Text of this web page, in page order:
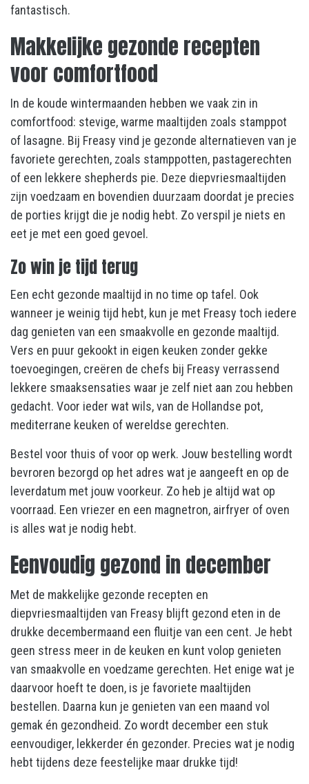
fantastisch.
Makkelijke gezonde recepten
voor comfortfood
In de koude wintermaanden hebben we vaak zin in
comfortfood: stevige, warme maaltijden zoals stamppot
of lasagne. Bij Freasy vind je gezonde alternatieven van je
favoriete gerechten, zoals stamppotten, pastagerechten
of een lekkere shepherds pie. Deze diepvriesmaaltijden
zijn voedzaam en bovendien duurzaam doordat je precies
de porties krijgt die je nodig hebt. Zo verspil je niets en
eet je met een goed gevoel.
Zo win je tijd terug
Een echt gezonde maaltijd in no time op tafel. Ook
wanneer je weinig tijd hebt, kun je met Freasy toch iedere
dag genieten van een smaakvolle en gezonde maaltijd.
Vers en puur gekookt in eigen keuken zonder gekke
toevoegingen, creëren de chefs bij Freasy verrassend
lekkere smaaksensaties waar je zelf niet aan zou hebben
gedacht. Voor ieder wat wils, van de Hollandse pot,
mediterrane keuken of wereldse gerechten.
Bestel voor thuis of voor op werk. Jouw bestelling wordt
bevroren bezorgd op het adres wat je aangeeft en op de
leverdatum met jouw voorkeur. Zo heb je altijd wat op
voorraad. Een vriezer en een magnetron, airfryer of oven
is alles wat je nodig hebt.
Eenvoudig gezond in december
Met de makkelijke gezonde recepten en
diepvriesmaaltijden van Freasy blijft gezond eten in de
drukke decembermaand een fluitje van een cent. Je hebt
geen stress meer in de keuken en kunt volop genieten
van smaakvolle en voedzame gerechten. Het enige wat je
daarvoor hoeft te doen, is je favoriete maaltijden
bestellen. Daarna kun je genieten van een maand vol
gemak én gezondheid. Zo wordt december een stuk
eenvoudiger, lekkerder én gezonder. Precies wat je nodig
hebt tijdens deze feestelijke maar drukke tijd!